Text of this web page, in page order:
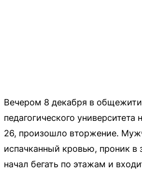
Вечером 8 декабря в
педагогического университета
26, произошло вторжение.
испачканный кровью, проник в
начал бегать по этажам и